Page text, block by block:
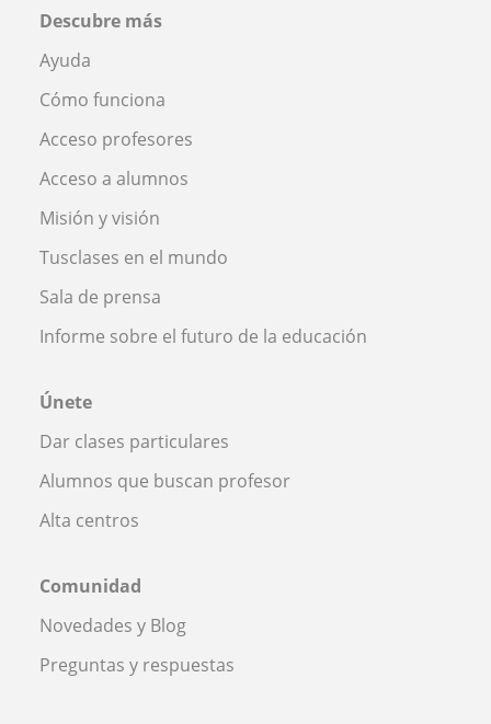
Descubre más
Ayuda
Cómo funciona
Acceso profesores
Acceso a alumnos
Misión y visión
Tusclases en el mundo
Sala de prensa
Informe sobre el futuro de la educación
Únete
Dar clases particulares
Alumnos que buscan profesor
Alta centros
Comunidad
Novedades y Blog
Preguntas y respuestas